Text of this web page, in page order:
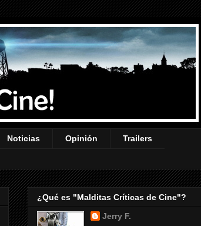
Noticias Opinión Trailers
¿Qué es "Malditas Críticas de Cine"?
Jerry F.